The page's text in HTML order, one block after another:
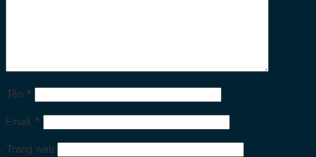
Tên *
Email *
Trang web